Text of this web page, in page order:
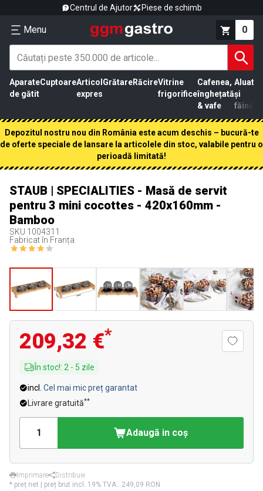
Centrul de Ajutor Piese de schimb
Menu 0
Aparate
de gătit
CuptoareArticol
expres
GrătareRăcireVitrine
frigorifice
Cafenea,
înghețată
& vafe
Aluat
și
făină
Depozitul nostru nou din România este acum deschis – bucură-te
de oferte speciale de lansare la articolele din stoc, valabile pentru o
perioadă limitată!
STAUB | SPECIALITIES - Masă de servit
pentru 3 mini cocottes - 420x160mm -
Bamboo
SKU 1004311
Fabricat în Franța
209,32 €*
În stoc!: 2 - 5 zile
incl. Cel mai mic preț garantat
Livrare gratuită**
Adaugă in coş
Imprimare
Distribuie
* preț net | preț brut incl. 19% TVA.: 249,09 RON